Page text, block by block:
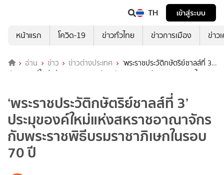
TH
เข้าสู่ระบบ
หน้าแรก
โควิด-19 ข่าวทั่วไทย ข่าวการเมือง ข่าว
อ่าน ข่าว ข่าวต่างประเทศ
‘พระราชประวัติกษัตริย์ชาลส์ที่ 3’
ประมุของค์ใหม่แห่งสหราชอาณาจักร กับพระราชพิธีบรมราชาภิเษกในรอบ
‘พระราชประวัติกษัตริย์ชาลส์ที่ 3’
ประมุของค์ใหม่แห่งสหราชอาณาจักร
กับพระราชพิธีบรมราชาภิเษกในรอบ
70 ปี